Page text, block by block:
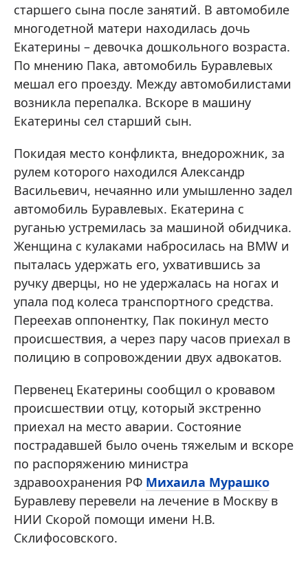
старшего сына после занятий. В автомобиле
многодетной матери находилась дочь
Екатерины – девочка дошкольного возраста.
По мнению Пака, автомобиль Буравлевых
мешал его проезду. Между автомобилистами
возникла перепалка. Вскоре в машину
Екатерины сел старший сын.
Покидая место конфликта, внедорожник, за
рулем которого находился Александр
Васильевич, нечаянно или умышленно задел
автомобиль Буравлевых. Екатерина с
руганью устремилась за машиной обидчика.
Женщина с кулаками набросилась на BMW и
пыталась удержать его, ухватившись за
ручку дверцы, но не удержалась на ногах и
упала под колеса транспортного средства.
Переехав оппонентку, Пак покинул место
происшествия, а через пару часов приехал в
полицию в сопровождении двух адвокатов.
Первенец Екатерины сообщил о кровавом
происшествии отцу, который экстренно
приехал на место аварии. Состояние
пострадавшей было очень тяжелым и вскоре
по распоряжению министра
здравоохранения РФ Михаила Мурашко
Буравлеву перевели на лечение в Москву в
НИИ Скорой помощи имени Н.В.
Склифосовского.